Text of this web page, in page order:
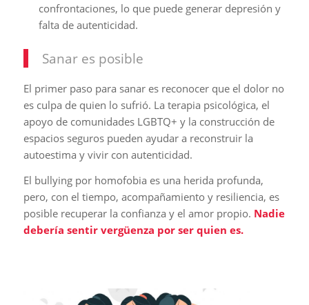
confrontaciones, lo que puede generar depresión y
falta de autenticidad.
Sanar es posible
El primer paso para sanar es reconocer que el dolor no
es culpa de quien lo sufrió. La terapia psicológica, el
apoyo de comunidades LGBTQ+ y la construcción de
espacios seguros pueden ayudar a reconstruir la
autoestima y vivir con autenticidad.
El bullying por homofobia es una herida profunda,
pero, con el tiempo, acompañamiento y resiliencia, es
posible recuperar la confianza y el amor propio. Nadie
debería sentir vergüenza por ser quien es.